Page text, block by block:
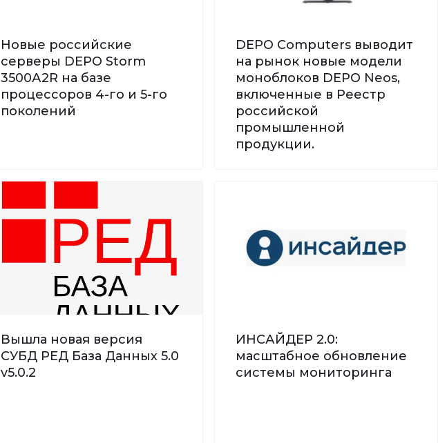
Новые российские
серверы DEPO Storm
3500А2R на базе
процессоров 4-го и 5-го
поколений
DEPO Computers выводит
на рынок новые модели
моноблоков DEPO Neos,
включенные в Реестр
российской
промышленной
продукции.
Вышла новая версия
СУБД РЕД База Данных 5.0
v5.0.2
ИНСАЙДЕР 2.0:
масштабное обновление
системы мониторинга